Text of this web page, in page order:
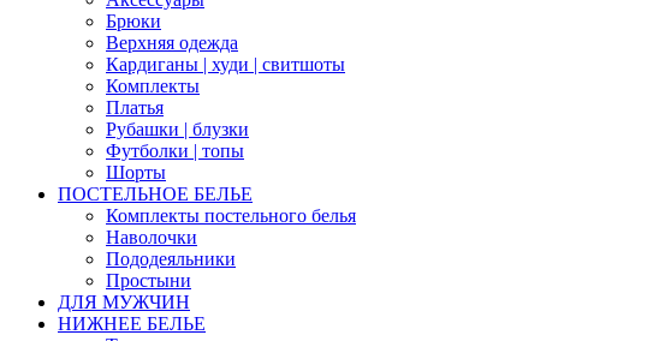
Брюки
Верхняя одежда
Кардиганы | худи | свитшоты
Комплекты
Платья
Рубашки | блузки
Футболки | топы
Шорты
ПОСТЕЛЬНОЕ БЕЛЬЕ
Комплекты постельного белья
Наволочки
Пододеяльники
Простыни
ДЛЯ МУЖЧИН
НИЖНЕЕ БЕЛЬЕ